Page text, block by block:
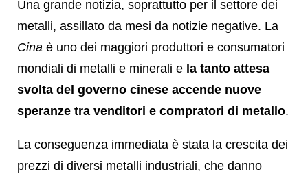
Una grande notizia, soprattutto per il settore dei
metalli, assillato da mesi da notizie negative. La
Cina è uno dei maggiori produttori e consumatori
mondiali di metalli e minerali e la tanto attesa
svolta del governo cinese accende nuove
speranze tra venditori e compratori di metallo.
La conseguenza immediata è stata la crescita dei
prezzi di diversi metalli industriali, che danno